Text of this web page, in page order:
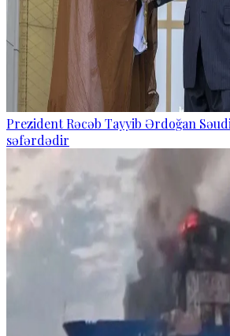
Prezident Rəcəb Tayyib Ərdoğan
səfərdədir